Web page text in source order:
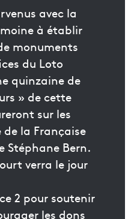
avec la
à établir
monuments
du Loto
quinzaine de
» de cette
sur les
la Française
Stéphane Bern.
verra le jour
2 pour soutenir
les dons